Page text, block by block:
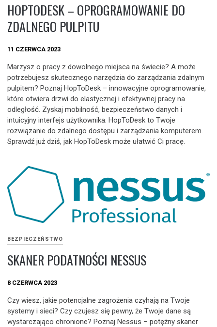
HOPTODESK – OPROGRAMOWANIE DO
ZDALNEGO PULPITU
11 CZERWCA 2023
Marzysz o pracy z dowolnego miejsca na świecie? A może
potrzebujesz skutecznego narzędzia do zarządzania zdalnym
pulpitem? Poznaj HopToDesk – innowacyjne oprogramowanie,
które otwiera drzwi do elastycznej i efektywnej pracy na
odległość. Zyskaj mobilność, bezpieczeństwo danych i
intuicyjny interfejs użytkownika. HopToDesk to Twoje
rozwiązanie do zdalnego dostępu i zarządzania komputerem.
Sprawdź już dziś, jak HopToDesk może ułatwić Ci pracę.
BEZPIECZEŃSTWO
SKANER PODATNOŚCI NESSUS
8 CZERWCA 2023
Czy wiesz, jakie potencjalne zagrożenia czyhają na Twoje
systemy i sieci? Czy czujesz się pewny, że Twoje dane są
wystarczająco chronione? Poznaj Nessus – potężny skaner